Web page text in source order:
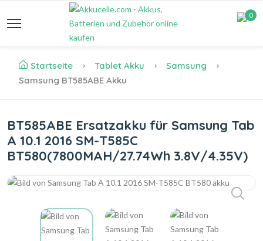
0
Startseite Tablet Akku
Samsung
Samsung BT585ABE Akku
BT585ABE Ersatzakku für Samsung Tab
A 10.1 2016 SM-T585C
BT580(7800MAH/27.74Wh 3.8V/4.35V)